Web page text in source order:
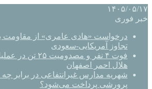
۱۴۰۵/۰۵/۱۷
خبر فوری
درخواست «هادی عامری» از مقاومت
تجاوز آمریکایی-سعودی
هلال احمر اصفهان
شهریه مدارس غیرانتفاعی در برابر
پرورشی پرداخت می‌شود؟